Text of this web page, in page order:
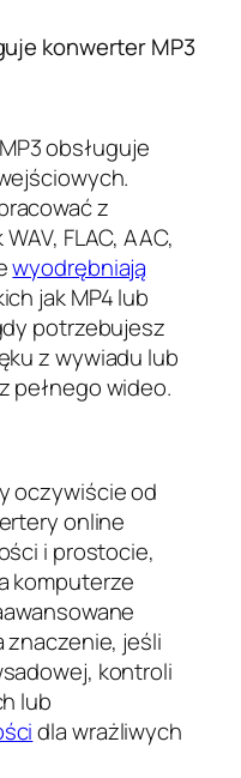
konwerter MP3
obsługuje
z
FLAC, AAC,
wyodrębniają
jak MP4 lub
potrzebujesz
z wywiadu lub
pełnego wideo.
oczywiście od
online
i prostocie,
komputerze
znaczenie, jeśli
kontroli
lub
dla wrażliwych